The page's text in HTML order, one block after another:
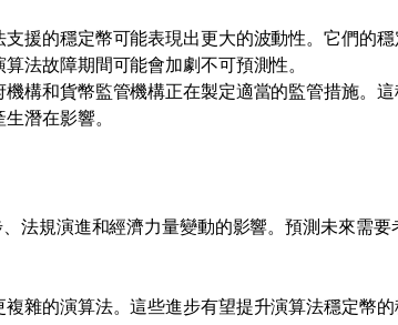
援的穩定幣可能表現出更大的波動性。它們的
法故障期間可能會加劇不可預測性。
構和貨幣監管機構正在製定適當的監管措施。
潛在影響。
法規演進和經濟力量變動的影響。預測未來需要
雜的演算法。這些進步有望提升演算法穩定幣